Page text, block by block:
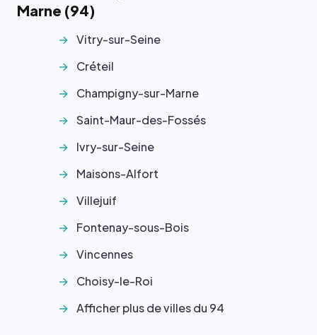
Marne (94)
Vitry-sur-Seine
Créteil
Champigny-sur-Marne
Saint-Maur-des-Fossés
Ivry-sur-Seine
Maisons-Alfort
Villejuif
Fontenay-sous-Bois
Vincennes
Choisy-le-Roi
Afficher plus de villes du 94